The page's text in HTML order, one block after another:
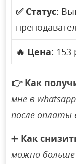
✅ Статус:
🔥 Цена: 153
👉 Как
мне в
после
➕ Как
можно